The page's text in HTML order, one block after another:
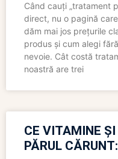
Când cauți „tratament
direct, nu o pagină
dăm mai jos prețurile
produs și cum alegi
nevoie. Cât costă
noastră are trei
CE VITAMINE
PĂRUL